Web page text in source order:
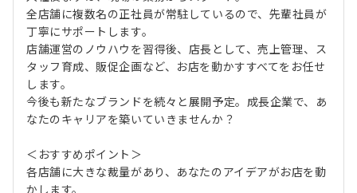
全店舗に複数名の正社員が常駐しているので、先輩社員が
丁寧にサポートします。
店舗運営のノウハウを習得後、店長として、売上管理、ス
タッフ育成、販促企画など、お店を動かすすべてをお任せ
します。
今後も新たなブランドを続々と展開予定。成長企業で、あ
なたのキャリアを築いていきませんか？
＜おすすめポイント＞
各店舗に大きな裁量があり、あなたのアイデアがお店を動
かします。